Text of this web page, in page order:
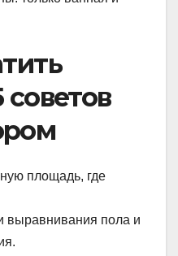
площадь, где
выравнивания пола и